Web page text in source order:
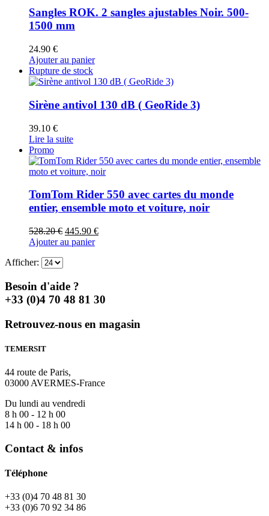
Sangles ROK. 2 sangles ajustables Noir. 500-
1500 mm
24.90 €
Ajouter au panier
Rupture de stock
Sirène antivol 130 dB ( GeoRide 3)
39.10 €
Lire la suite
Promo
TomTom Rider 550 avec cartes du monde
entier, ensemble moto et voiture, noir
528.20€ Le
prix
445.90 €Le
Ajouter au panier
Afficher:
Besoin d'aide ?
+33 (0)4 70 48 81 30
Retrouvez-nous en magasin
TEMERSIT
44 route de Paris,
03000 AVERMES-France
Du lundi au vendredi
8 h 00 - 12 h 00
14 h 00 - 18 h 00
Contact & infos
Téléphone
+33 (0)4 70 48 81 30
+33 (0)6 70 92 34 86